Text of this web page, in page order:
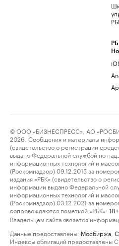
© ООО «БИЗНЕСПРЕСС», АО
2026. Сообщения и материалы
(свидетельство о регистрации
выдано Федеральной службой по
информационных технологий и
(Роскомнадзор) 09.12.2015 за
издания «РБК» (свидетельство о
информации выдано Федеральной
информационных технологий и
(Роскомнадзор) 03.12.2021 за
сопровождаются пометкой «РБК».
18+
Владельцем сайта является
Данные предоставлены: Мосбиржа
Индексы облигаций предоставлены